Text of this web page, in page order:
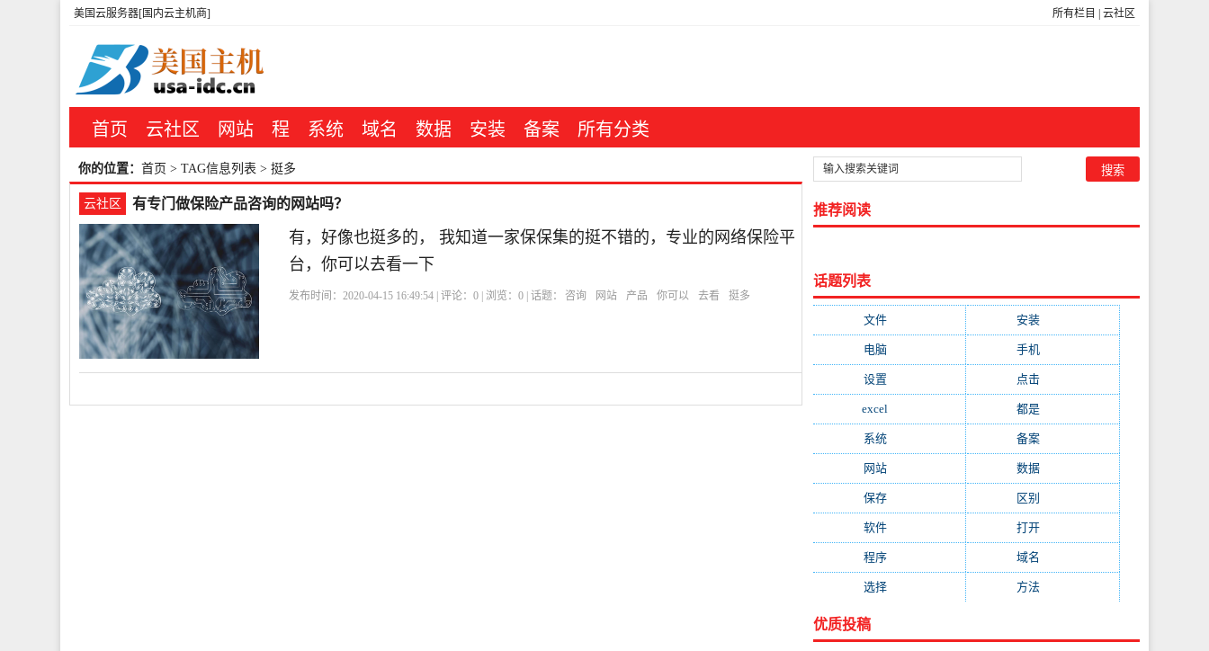
所有栏目 云社区
美国云服务器[国内云主机商]
首页 云社区 网站 程 系统 域名 数据 安装 备案 所有分类
你的位置： 首页 > TAG信息列表 > 挺多
云社区 有专门做保险产品咨询的网站吗？
有，好像也挺多的， 我知道一家保保集的挺不错的，专业的网络保险平
台，你可以去看一下
发布时间：2020-04-15 16:49:54 | 评论：0 | 浏览：0 | 话题： 咨询 网站 产品 你可以 去看 挺多
推荐阅读
话题列表
文件(755) 安装
电脑(688) 手机
设置 点击
excel 都是
系统(495) 备案
网站(461) 数据
保存(438) 区别
软件(419) 打开
程序(387) 域名
选择(333) 方法
优质投稿